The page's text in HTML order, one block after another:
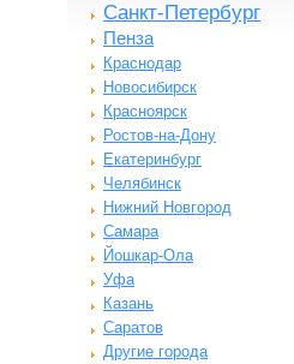
Санкт-Петербург
Пенза
Краснодар
Новосибирск
Красноярск
Ростов-на-Дону
Екатеринбург
Челябинск
Нижний Новгород
Самара
Йошкар-Ола
Уфа
Казань
Саратов
Другие города